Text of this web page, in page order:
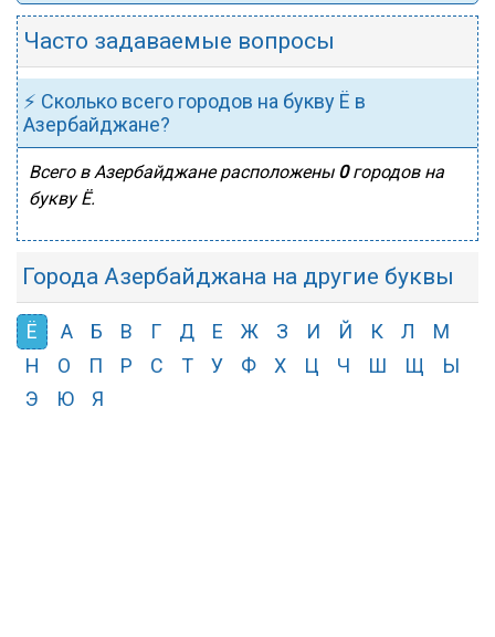
Часто задаваемые вопросы
⚡ Сколько всего городов на букву Ё в
Азербайджане?
Всего в Азербайджане расположены 0городов на
букву Ё.
Города Азербайджана на другие буквы
Ё А Б В Г Д Е Ж З И Й К Л
М
Н
О П Р С Т У Ф Х Ц Ч Ш Щ
Ы
Э
Ю Я